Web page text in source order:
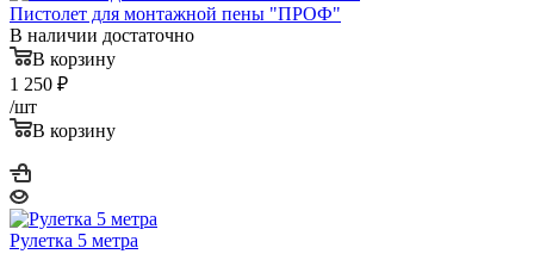
Пистолет для монтажной пены "ПРОФ"
В наличии достаточно
В корзину
1 250 ₽
/шт
В корзину
Рулетка 5 метра